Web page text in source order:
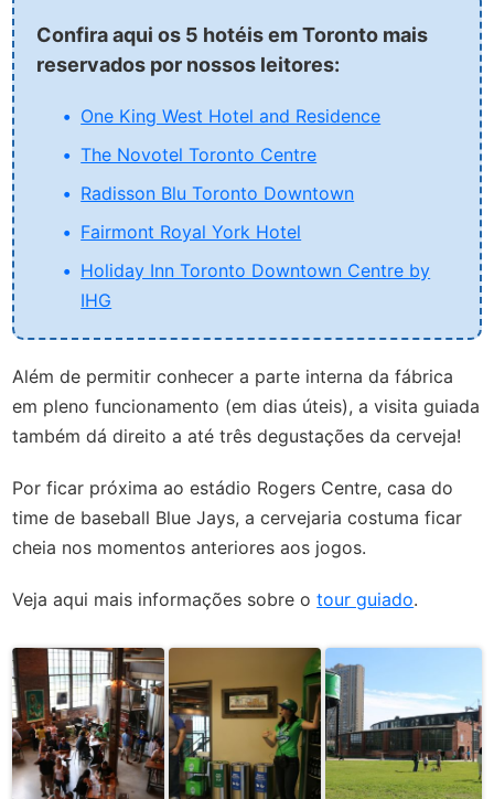
Confira aqui os 5 hotéis em Toronto mais
reservados por nossos leitores:
One King West Hotel and Residence
The Novotel Toronto Centre
Radisson Blu Toronto Downtown
Fairmont Royal York Hotel
Holiday Inn Toronto Downtown Centre by
IHG
Além de permitir conhecer a parte interna da fábrica
em pleno funcionamento (em dias úteis), a visita guiada
também dá direito a até três degustações da cerveja!
Por ficar próxima ao estádio Rogers Centre, casa do
time de baseball Blue Jays, a cervejaria costuma ficar
cheia nos momentos anteriores aos jogos.
Veja aqui mais informações sobre otour guiado.